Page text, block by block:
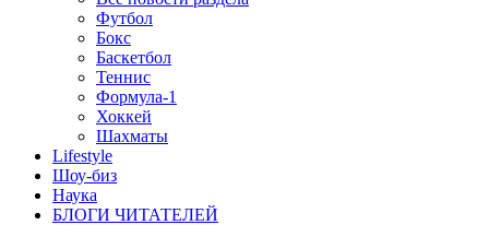
Футбол
Бокс
Баскетбол
Теннис
Формула-1
Хоккей
Шахматы
Lifestyle
Шоу-биз
Наука
БЛОГИ ЧИТАТЕЛЕЙ